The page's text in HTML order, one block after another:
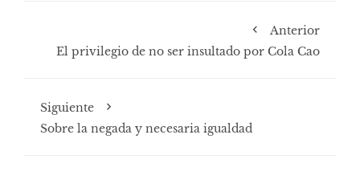
Anterior
El privilegio de no ser insultado por Cola Cao
Siguiente
Sobre la negada y necesaria igualdad